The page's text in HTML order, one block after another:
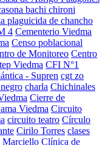
bachi chironi
plaguicida de chancho
4 Cementerio Viedma
Censo poblacional
de Monitoreo Centro
Viedma CFI N°1
- Supren cgt zo
charla Chichinales
Cierre de
Viedma Circuito
circuito teatro Círculo
Cirilo Torres clases
Marciello Clínica de